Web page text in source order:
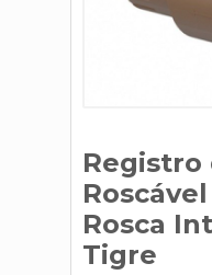
Registro
Rosca
Tigre